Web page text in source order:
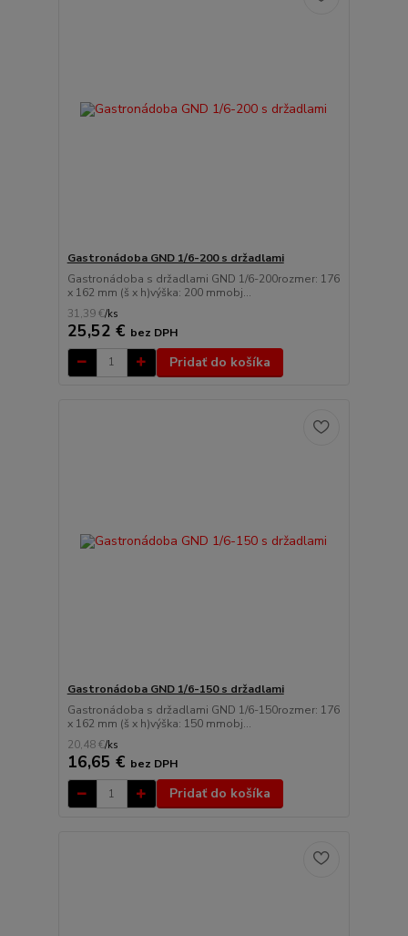
Gastronádoba GND 1/6-200 s držadlami
Gastronádoba s držadlami GND 1/6-200rozmer: 176
x 162 mm (š x h)výška: 200 mmobj...
31,39 €/ks
25,52 € bez DPH
Pridať do košíka
Gastronádoba GND 1/6-150 s držadlami
Gastronádoba s držadlami GND 1/6-150rozmer: 176
x 162 mm (š x h)výška: 150 mmobj...
20,48 €/ks
16,65 € bez DPH
Pridať do košíka